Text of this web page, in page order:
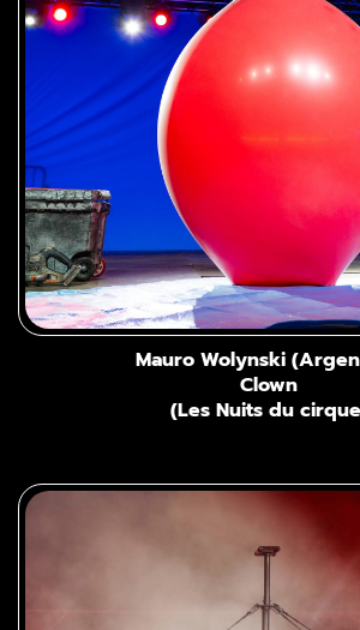
Mauro Wolynski
Clown
(Les Nuits du